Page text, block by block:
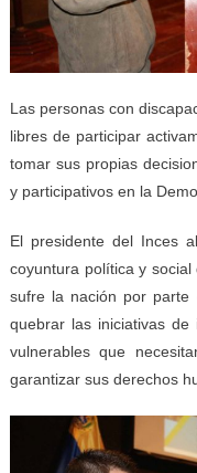
Las personas con
libres de participar
tomar sus propias
y participativos en la
El presidente del Inces
coyuntura política y
sufre la nación por parte
quebrar las iniciativas
vulnerables que
garantizar sus derechos